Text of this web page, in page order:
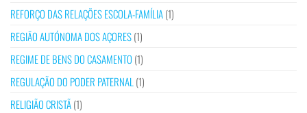
REFORÇO DAS RELAÇÕES ESCOLA-FAMÍLIA(1)
REGIÃO AUTÓNOMA DOS AÇORES(1)
REGIME DE BENS DO CASAMENTO (1)
REGULAÇÃO DO PODER PATERNAL (1)
RELIGIÃO CRISTÃ(1)